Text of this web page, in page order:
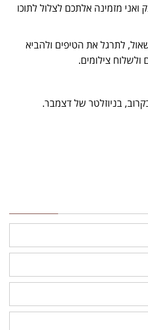
מזמינה אלתכם לצלול לתוכו
לתרגל את הטיפים ולהביא
ולשלוח צילומים.
בניוזלטר של דצמבר.